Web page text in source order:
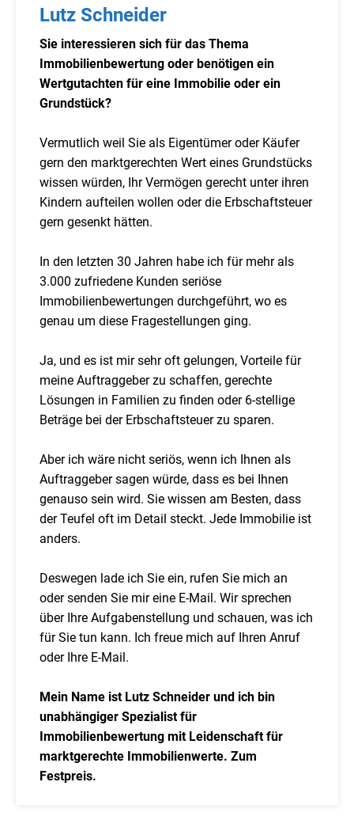
Lutz Schneider
Sie interessieren sich für das Thema
Immobilienbewertung oder benötigen ein
Wertgutachten für eine Immobilie oder ein
Grundstück?
Vermutlich weil Sie als Eigentümer oder Käufer
gern den marktgerechten Wert eines Grundstücks
wissen würden, Ihr Vermögen gerecht unter ihren
Kindern aufteilen wollen oder die Erbschaftsteuer
gern gesenkt hätten.
In den letzten 30 Jahren habe ich für mehr als
3.000 zufriedene Kunden seriöse
Immobilienbewertungen durchgeführt, wo es
genau um diese Fragestellungen ging.
Ja, und es ist mir sehr oft gelungen, Vorteile für
meine Auftraggeber zu schaffen, gerechte
Lösungen in Familien zu finden oder 6-stellige
Beträge bei der Erbschaftsteuer zu sparen.
Aber ich wäre nicht seriös, wenn ich Ihnen als
Auftraggeber sagen würde, dass es bei Ihnen
genauso sein wird. Sie wissen am Besten, dass
der Teufel oft im Detail steckt. Jede Immobilie ist
anders.
Deswegen lade ich Sie ein, rufen Sie mich an
oder senden Sie mir eine E-Mail. Wir sprechen
über Ihre Aufgabenstellung und schauen, was ich
für Sie tun kann. Ich freue mich auf Ihren Anruf
oder Ihre E-Mail.
Mein Name ist Lutz Schneider und ich bin
unabhängiger Spezialist für
Immobilienbewertung mit Leidenschaft für
marktgerechte Immobilienwerte. Zum
Festpreis.